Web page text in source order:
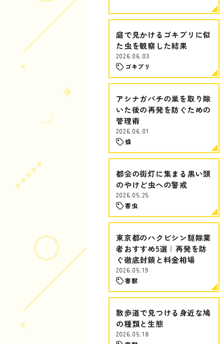
庭で見かけるゴキブリに似
た虫を観察した結果
2026.06.03
ゴキブリ
アシナガバチの巣を取り除
いた後の再発を防ぐための
管理術
2026.06.01
蜂
都会の街灯に集まる黒い頭
のやけど虫への警戒
2026.05.25
害虫
東京都のハクビシン駆除業
者おすすめ5選｜再発を防
ぐ徹底封鎖と料金相場
2026.05.19
害獣
散歩道で見つける身近な鳩
の種類と生態
2026.05.18